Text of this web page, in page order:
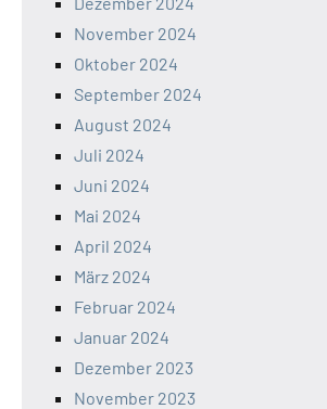
November 2024
Oktober 2024
September 2024
August 2024
Juli 2024
Juni 2024
Mai 2024
April 2024
März 2024
Februar 2024
Januar 2024
Dezember 2023
November 2023